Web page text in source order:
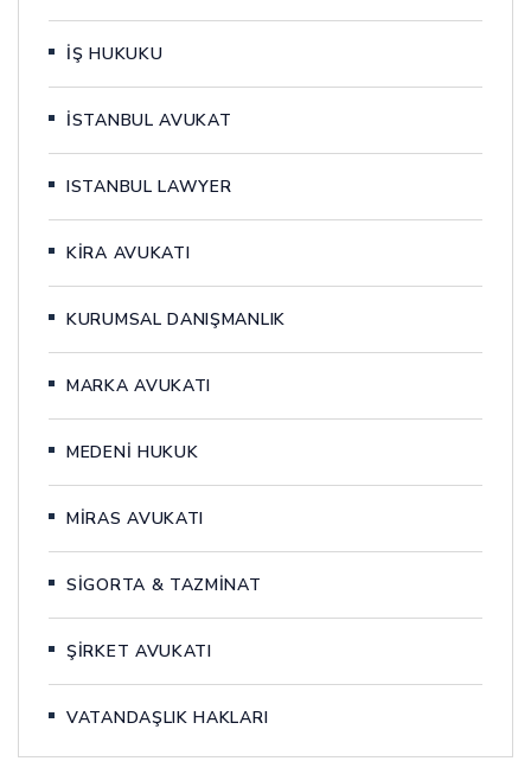
İŞ HUKUKU
İSTANBUL AVUKAT
ISTANBUL LAWYER
KİRA AVUKATI
KURUMSAL DANIŞMANLIK
MARKA AVUKATI
MEDENİ HUKUK
MİRAS AVUKATI
SİGORTA & TAZMİNAT
ŞİRKET AVUKATI
VATANDAŞLIK HAKLARI